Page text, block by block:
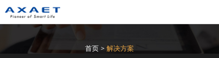
首页 > 解决方案